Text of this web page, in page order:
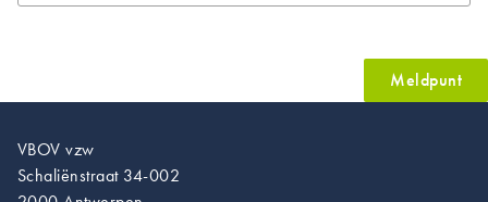
Meldpunt
VBOV vzw
Schaliënstraat 34-002